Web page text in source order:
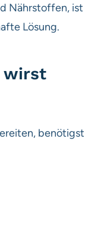
Nährstoffen, ist
Lösung.
wirst
benötigst